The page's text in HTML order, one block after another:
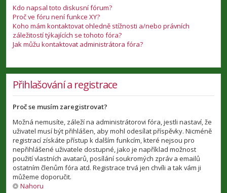
Kdo napsal toto diskusní fórum?
Proč ve fóru není funkce XY?
Koho mám kontaktovat ohledně stížnosti a/nebo právních
záležitostí týkajících se tohoto fóra?
Jak můžu kontaktovat administrátora fóra?
Přihlašování a registrace
Proč se musím zaregistrovat?
Možná nemusíte, záleží na administrátorovi fóra, jestli nastaví, že
uživatel musí být přihlášen, aby mohl odesílat příspěvky. Nicméně
registrací získáte přístup k dalším funkcím, které nejsou pro
nepřihlášené uživatele dostupné, jako je například možnost
použití vlastních avatarů, posílání soukromých zpráv a emailů
ostatním členům fóra atd. Registrace trvá jen chvíli a tak vám ji
můžeme doporučit.
Nahoru